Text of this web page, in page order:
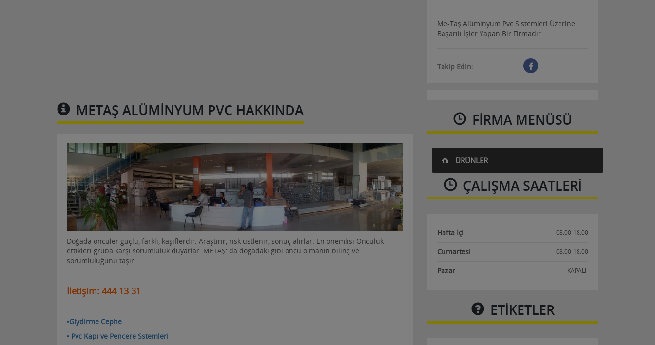
Me-Taş Alüminyum Pvc Sistemleri Üzerine
Başarılı İşler Yapan Bir Firmadır.
Takip Edin:
METAŞ ALÜMINYUM PVC HAKKINDA
Doğada öncüler güçlü, farklı, kaşiflerdir. Araştırır, risk üstlenir, sonuç alırlar. En önemlisi Öncülük
ettikleri gruba karşı sorumluluk duyarlar. METAŞ' da doğadaki gibi öncü olmanın bilinç ve
sorumluluğunu taşır.
İletişim: 444 13 31
•Giydirme Cephe
• Pvc Kapı ve Pencere Sstemleri
FIRMA MENÜSÜ
ÜRÜNLER
ÇALIŞMA SAATLERI
Hafta İçi 08:00-18:00
Cumartesi 08:00-18:00
Pazar KAPALI-
ETİKETLER